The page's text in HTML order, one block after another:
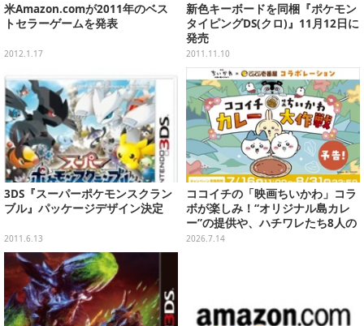
米Amazon.comが2011年のベス
トセラーゲームを発表
2012.1.17
新色キーボードを同梱『ポケモン
タイピングDS(クロ)』11月12日に
発売
2011.11.10
3DS『スーパーポケモンスクラン
ブル』パッケージデザイン決定
2011.6.13
ココイチの「映画ちいかわ」コラ
ボが楽しみ！“オリジナル島カレ
ー”の提供や、ハチワレたち8人の
スプーン置きフィギュアをプレゼ
2026.7.14